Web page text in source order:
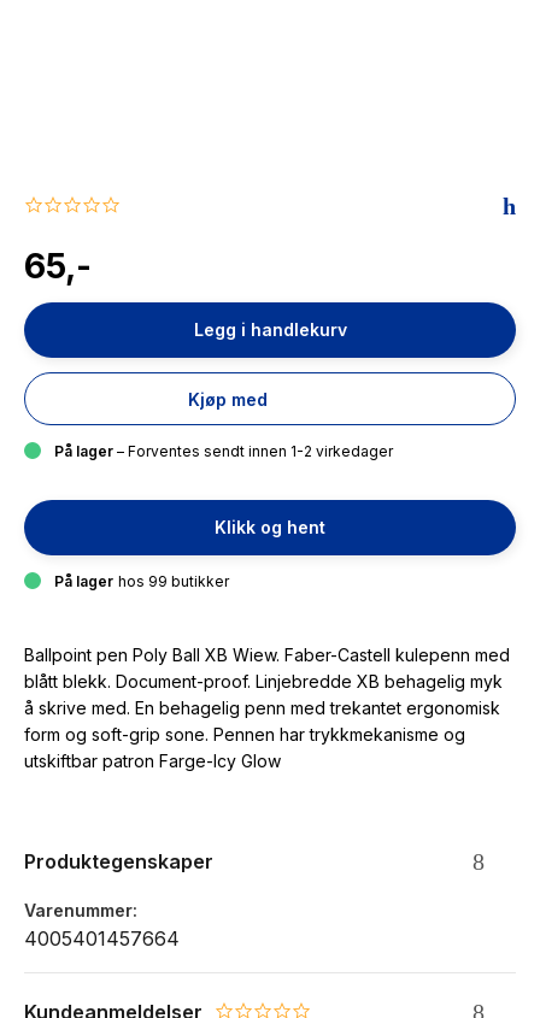
0.0
rating
65,-
Legg i handlekurv
Kjøp med
På lager – Forventes sendt innen 1-2 virkedager
Klikk og hent
På lager hos 99 butikker
Ballpoint pen Poly Ball XB Wiew. Faber-Castell kulepenn med
blått blekk. Document-proof. Linjebredde XB behagelig myk
å skrive med. En behagelig penn med trekantet ergonomisk
form og soft-grip sone. Pennen har trykkmekanisme og
utskiftbar patron Farge-Icy Glow
Produktegenskaper
Varenummer
4005401457664
Kundeanmeldelser